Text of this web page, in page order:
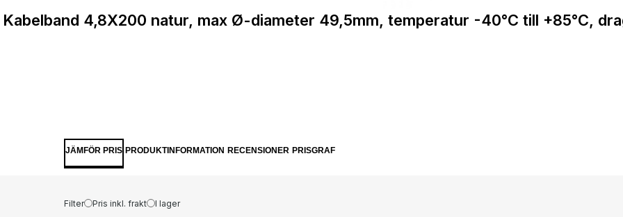
Kabelband 4,8X200 natur, max Ø-diameter 49,5mm, temperatur -40°C till +85°C,
JÄMFÖR PRIS PRODUKTINFORMATION RECENSIONER PRISGRAF
Filter Pris inkl. frakt I lager